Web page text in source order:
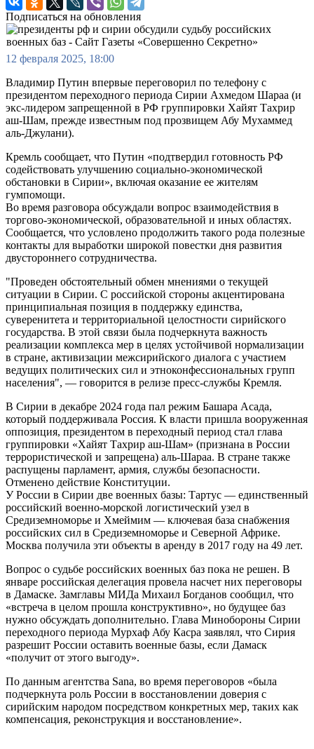
Подписаться на обновления
12 февраля 2025, 18:00
Владимир Путин впервые переговорил по телефону с
президентом переходного периода Сирии Ахмедом Шараа (и
экс-лидером запрещенной в РФ группировки Хайят Тахрир
аш-Шам, прежде известным под прозвищем Абу Мухаммед
аль-Джулани).
Кремль сообщает, что Путин «подтвердил готовность РФ
содействовать улучшению социально-экономической
обстановки в Сирии», включая оказание ее жителям
гумпомощи.
Во время разговора обсуждали вопрос взаимодействия в
торгово-экономической, образовательной и иных областях.
Сообщается, что условлено продолжить такого рода полезные
контакты для выработки широкой повестки дня развития
двустороннего сотрудничества.
"Проведен обстоятельный обмен мнениями о текущей
ситуации в Сирии. С российской стороны акцентирована
принципиальная позиция в поддержку единства,
суверенитета и территориальной целостности сирийского
государства. В этой связи была подчеркнута важность
реализации комплекса мер в целях устойчивой нормализации
в стране, активизации межсирийского диалога с участием
ведущих политических сил и этноконфессиональных групп
населения", — говорится в релизе пресс-службы Кремля.
В Сирии в декабре 2024 года пал режим Башара Асада,
который поддерживала Россия. К власти пришла вооруженная
оппозиция, президентом в переходный период стал глава
группировки «Хайят Тахрир аш-Шам» (признана в России
террористической и запрещена) аль-Шараа. В стране также
распущены парламент, армия, службы безопасности.
Отменено действие Конституции.
У России в Сирии две военных базы: Тартус — единственный
российский военно-морской логистический узел в
Средиземноморье и Хмеймим — ключевая база снабжения
российских сил в Средиземноморье и Северной Африке.
Москва получила эти объекты в аренду в 2017 году на 49 лет.
Вопрос о судьбе российских военных баз пока не решен. В
январе российская делегация провела насчет них переговоры
в Дамаске. Замглавы МИДа Михаил Богданов сообщил, что
«встреча в целом прошла конструктивно», но будущее баз
нужно обсуждать дополнительно. Глава Минобороны Сирии
переходного периода Мурхаф Абу Касра заявлял, что Сирия
разрешит России оставить военные базы, если Дамаск
«получит от этого выгоду».
По данным агентства Sana, во время переговоров «была
подчеркнута роль России в восстановлении доверия с
сирийским народом посредством конкретных мер, таких как
компенсация, реконструкция и восстановление».